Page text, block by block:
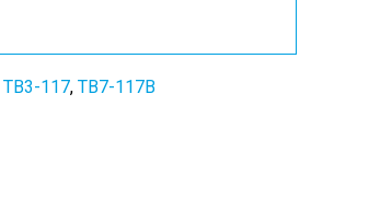
ТВ3-117, ТВ7-117В